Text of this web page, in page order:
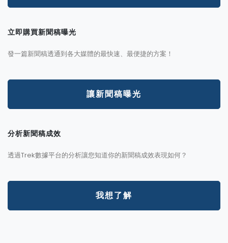
立即購買新聞稿曝光
發一篇新聞稿透通到各大媒體的最快速、最便捷的方案！
讓新聞稿曝光
分析新聞稿成效
透過Trek數據平台的分析讓您知道你的新聞稿成效表現如何？
我想了解